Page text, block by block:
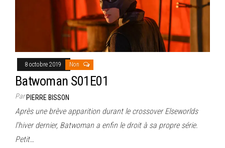
8 octobre 2019 Non
Batwoman S01E01
ParPIERRE BISSON
Après une brève apparition durant le crossover Elseworlds
l’hiver dernier, Batwoman a enfin le droit à sa propre série.
Petit…